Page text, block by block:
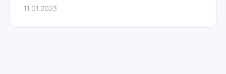
11.01.2023